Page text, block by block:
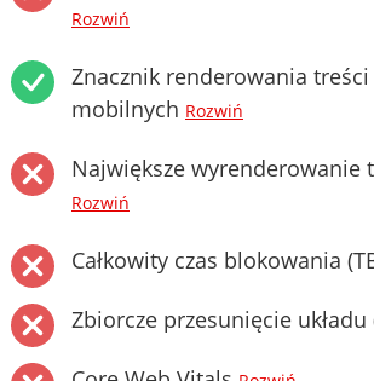
Rozwiń
Znacznik renderowania
mobilnych Rozwiń
Największe wyrenderowanie
Rozwiń
Całkowity czas blokowania
Zbiorcze przesunięcie układu